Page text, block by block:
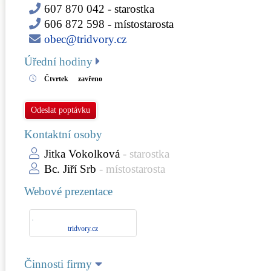
607 870 042 - starostka
606 872 598 - místostarosta
obec@tridvory.cz
Úřední hodiny
Čtvrtek zavřeno
Odeslat poptávku
Kontaktní osoby
Jitka Vokolková - starostka
Bc. Jiří Srb - místostarosta
Webové prezentace
tridvory.cz
Činnosti firmy